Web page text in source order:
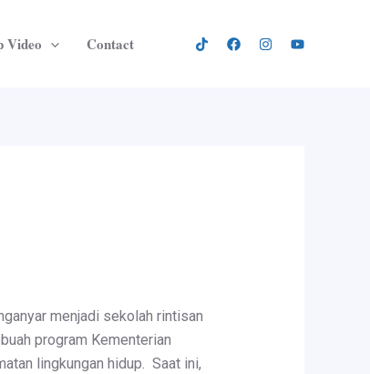
Video Contact
menjadi sekolah rintisan
program Kementerian
lingkungan hidup. Saat ini,